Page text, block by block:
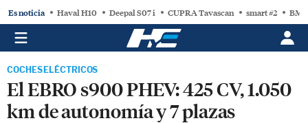
Es noticia Haval H10 Deepal S07 i CUPRA Tavascan smart #2
COCHES ELÉCTRICOS
El EBRO s900 PHEV: 425 CV, 1.050
km de autonomía y 7 plazas